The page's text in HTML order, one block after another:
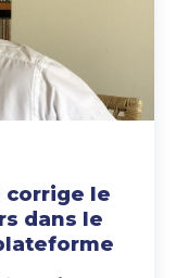
corrige le
dans le